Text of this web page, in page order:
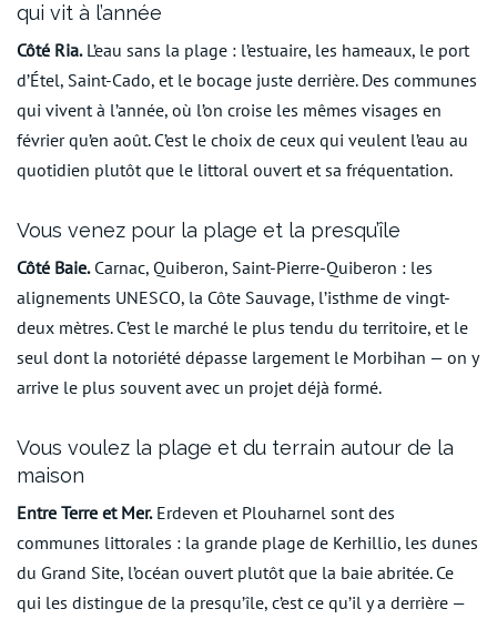
qui vit à l’année
Côté Ria.L’eau sans la plage : l’estuaire, les hameaux, le port
d’Étel, Saint-Cado, et le bocage juste derrière. Des communes
qui vivent à l’année, où l’on croise les mêmes visages en
février qu’en août. C’est le choix de ceux qui veulent l’eau au
quotidien plutôt que le littoral ouvert et sa fréquentation.
Vous venez pour la plage et la presqu’île
Côté Baie.Carnac, Quiberon, Saint-Pierre-Quiberon : les
alignements UNESCO, la Côte Sauvage, l’isthme de vingt-
deux mètres. C’est le marché le plus tendu du territoire, et le
seul dont la notoriété dépasse largement le Morbihan — on y
arrive le plus souvent avec un projet déjà formé.
Vous voulez la plage et du terrain autour de la
maison
Entre Terre et Mer.Erdeven et Plouharnel sont des
communes littorales : la grande plage de Kerhillio, les dunes
du Grand Site, l’océan ouvert plutôt que la baie abritée. Ce
qui les distingue de la presqu’île, c’est ce qu’il y a derrière —